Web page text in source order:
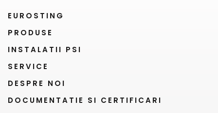
EUROSTING
PRODUSE
INSTALATII PSI
SERVICE
DESPRE NOI
DOCUMENTATIE SI CERTIFICARI